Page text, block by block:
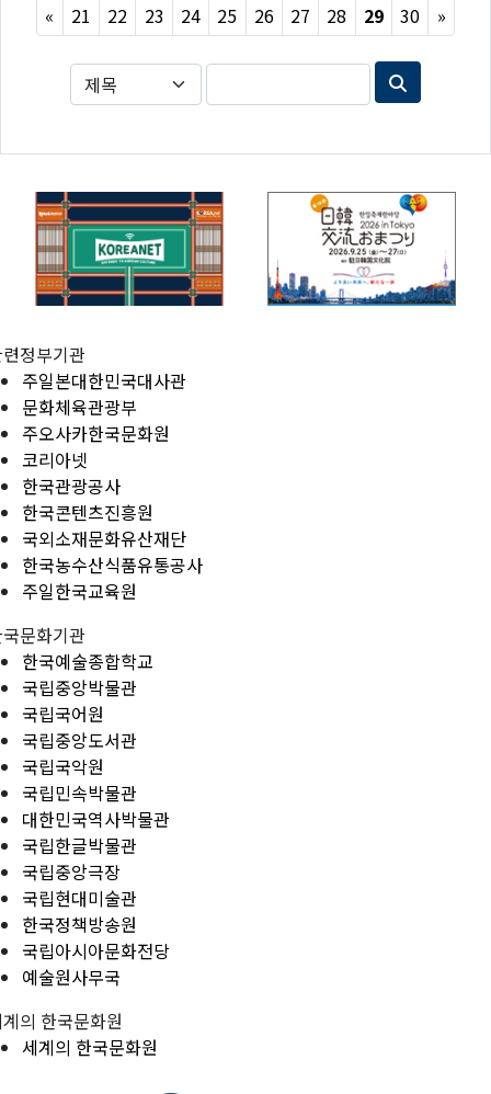
« Previous
21 22 23 24 25 26 27 28 29 30 »Next
정부기관
주일본대한민국대사관
문화체육관광부
주오사카한국문화원
코리아넷
한국관광공사
한국콘텐츠진흥원
국외소재문화유산재단
한국농수산식품유통공사
주일한국교육원
문화기관
한국예술종합학교
국립중앙박물관
국립국어원
국립중앙도서관
국립국악원
국립민속박물관
대한민국역사박물관
국립한글박물관
국립중앙극장
국립현대미술관
한국정책방송원
국립아시아문화전당
예술원사무국
의 한국문화원
세계의 한국문화원